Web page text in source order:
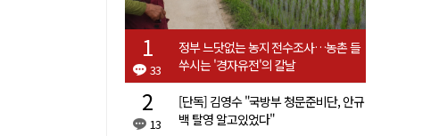
33
정부 느닷없는 농지 전수조사…농촌 들
쑤시는 '경자유전'의 칼날
13
[단독] 김영수 "국방부 청문준비단, 안규
백 탈영 알고있었다"